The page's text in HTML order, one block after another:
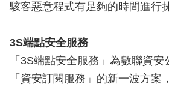
駭客惡意程式有足夠的時間進行
3S端點安全服務
「3S端點安全服務」為數聯資
「資安訂閱服務」的新一波方案